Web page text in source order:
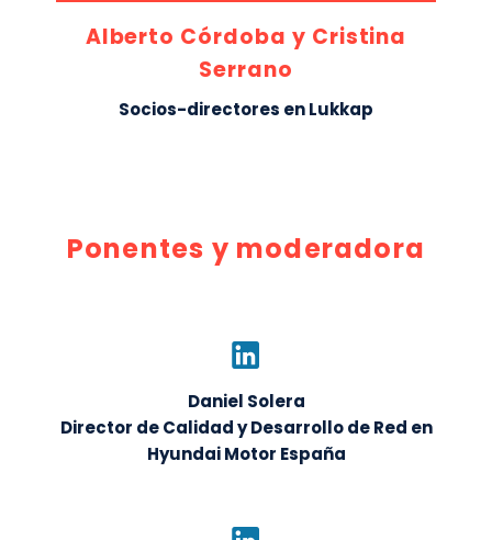
Alberto Córdoba y Cristina
Serrano
Socios-directores en Lukkap
Ponentes y moderadora
Daniel Solera
Director de Calidad y Desarrollo de Red en
Hyundai Motor España